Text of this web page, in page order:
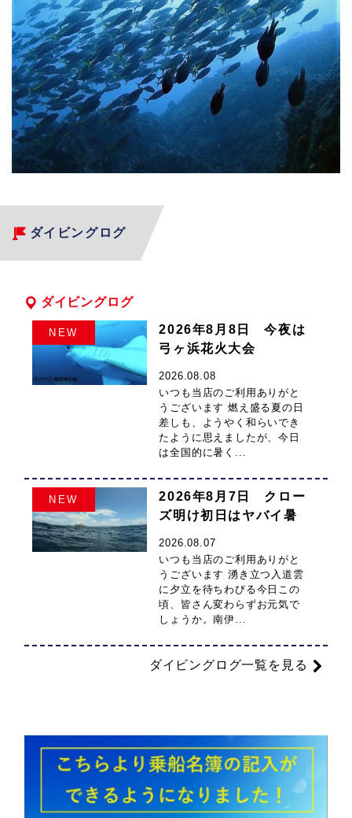
ダイビングログ
ダイビングログ
2026年8月8日 今夜は
弓ヶ浜花火大会
2026.08.08
いつも当店のご利用ありがと
うございます 燃え盛る夏の日
差しも、ようやく和らいでき
たように思えましたが、今日
は全国的に暑く...
NEW
2026年8月7日 クロー
ズ明け初日はヤバイ暑
2026.08.07
いつも当店のご利用ありがと
うございます 湧き立つ入道雲
に夕立を待ちわびる今日この
頃、皆さん変わらずお元気で
しょうか。南伊...
NEW
ダイビングログ一覧を見る